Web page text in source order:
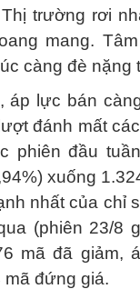
trường rơi
mang.
càng đè nặng
áp lực bán
đánh mất
phiên đầu
xuống
nhất của chỉ
(phiên 23/8
mã đã giảm,
mã đứng giá.